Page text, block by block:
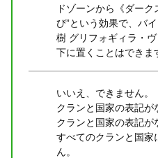
ドゾーンから《ダー
び”という効果で、バ
樹 グリフォギィラ・
下に置くことはできま
いいえ、できません。
クランと国家の表記が
クランと国家の表記が
すべてのクランと国家
ん。